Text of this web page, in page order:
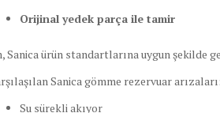
Orijinal yedek parça ile tamir
Sanica ürün standartlarına uygun şekilde
Sanica gömme rezervuar arızaları:
Su sürekli akıyor